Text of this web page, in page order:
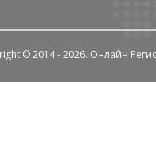
© 2014 - 2026. Онлайн